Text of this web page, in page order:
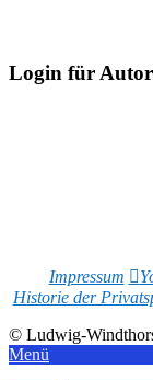
Login für
Impressum
Historie der
© Ludwig-
Menü